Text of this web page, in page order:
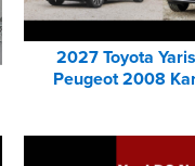
2027 Toyota
Peugeot 2008